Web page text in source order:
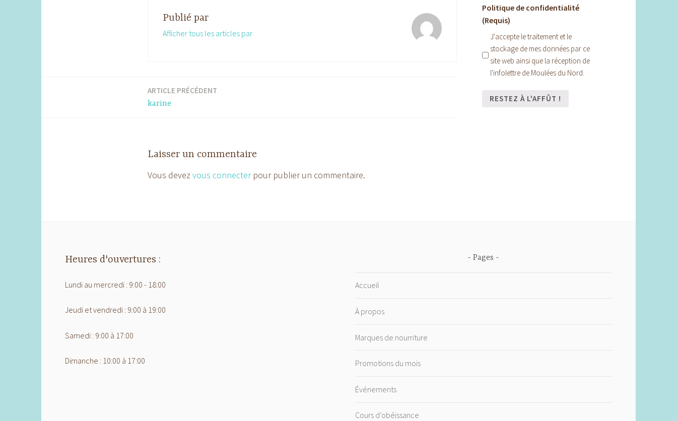
Publié par
Afficher tous les articles par
ARTICLE PRÉCÉDENT
karine
Laisser un commentaire
Vous devezvous connecterpour publier un commentaire.
Politique de confidentialité
(Requis)
J'accepte le traitement et le
stockage de mes données par ce
site web ainsi que la réception de
l'infolettre de Moulées du Nord.
Heures d'ouvertures :
Lundi au mercredi : 9:00 - 18:00
Jeudi et vendredi : 9:00 à 19:00
Samedi : 9:00 à 17:00
Dimanche : 10:00 à 17:00
Pages
Accueil
À propos
Marques de nourriture
Promotions du mois
Événements
Cours d’obéissance